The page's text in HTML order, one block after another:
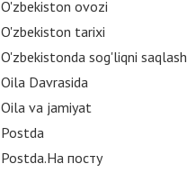
O'zbekiston ovozi
O'zbekiston tarixi
O'zbekistonda sog'liqni saqlash
Oila Davrasida
Oila va jamiyat
Postda
Postda.На посту